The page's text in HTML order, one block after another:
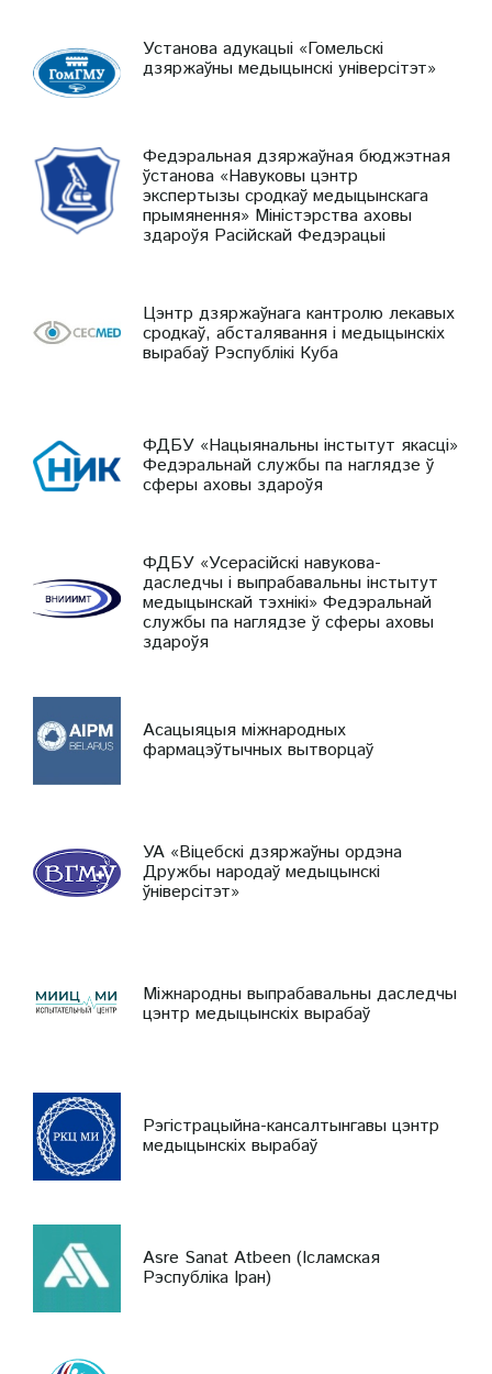
Установа адукацыі «Гомельскі
дзяржаўны медыцынскі універсітэт»
Федэральная дзяржаўная бюджэтная
ўстанова «Навуковы цэнтр
экспертызы сродкаў медыцынскага
прымянення» Міністэрства аховы
здароўя Расійскай Федэрацыі
Цэнтр дзяржаўнага кантролю лекавых
сродкаў, абсталявання і медыцынскіх
вырабаў Рэспублікі Куба
ФДБУ «Нацыянальны інстытут якасці»
Федэральнай службы па наглядзе ў
сферы аховы здароўя
ФДБУ «Усерасійскі навукова-
даследчы і выпрабавальны інстытут
медыцынскай тэхнікі» Федэральнай
службы па наглядзе ў сферы аховы
здароўя
Асацыяцыя міжнародных
фармацэўтычных вытворцаў
УА «Віцебскі дзяржаўны ордэна
Дружбы народаў медыцынскі
ўніверсітэт»
Міжнародны выпрабавальны даследчы
цэнтр медыцынскіх вырабаў
Рэгістрацыйна-кансалтынгавы цэнтр
медыцынскіх вырабаў
Asre Sanat Atbeen (Ісламская
Рэспубліка Іран)